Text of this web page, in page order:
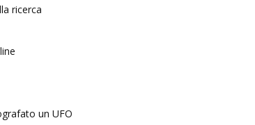
ricerca
un UFO